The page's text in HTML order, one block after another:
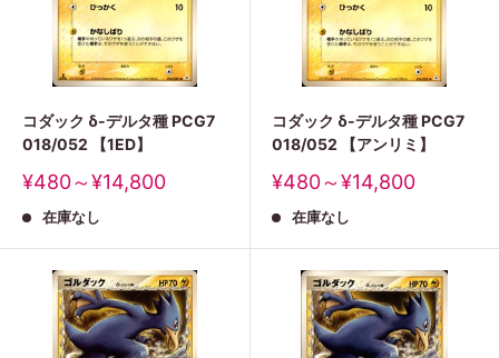
コダック δ-デルタ種 PCG7
018/052 【1ED】
販
価
¥480～¥14,800
在庫なし
コダック δ-デルタ種 PCG7
018/052 【アンリミ】
販
価
¥480～¥14,800
在庫なし